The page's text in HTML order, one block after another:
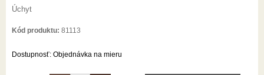
Úchyt
Kód produktu: 81113
Dostupnosť: Objednávka na mieru